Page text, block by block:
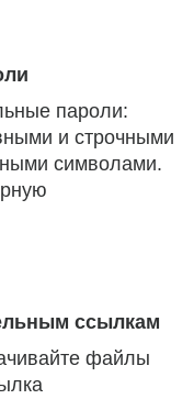
пароли:
и строчными
символами.
ссылкам
файлы